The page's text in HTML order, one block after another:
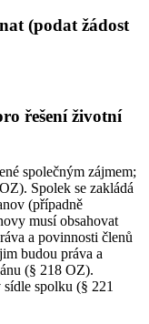
(podat žádost
řešení životní
společným zájmem;
Spolek se zakládá
(případně
musí obsahovat
a povinnosti členů
budou práva a
(§ 218 OZ).
spolku (§ 221